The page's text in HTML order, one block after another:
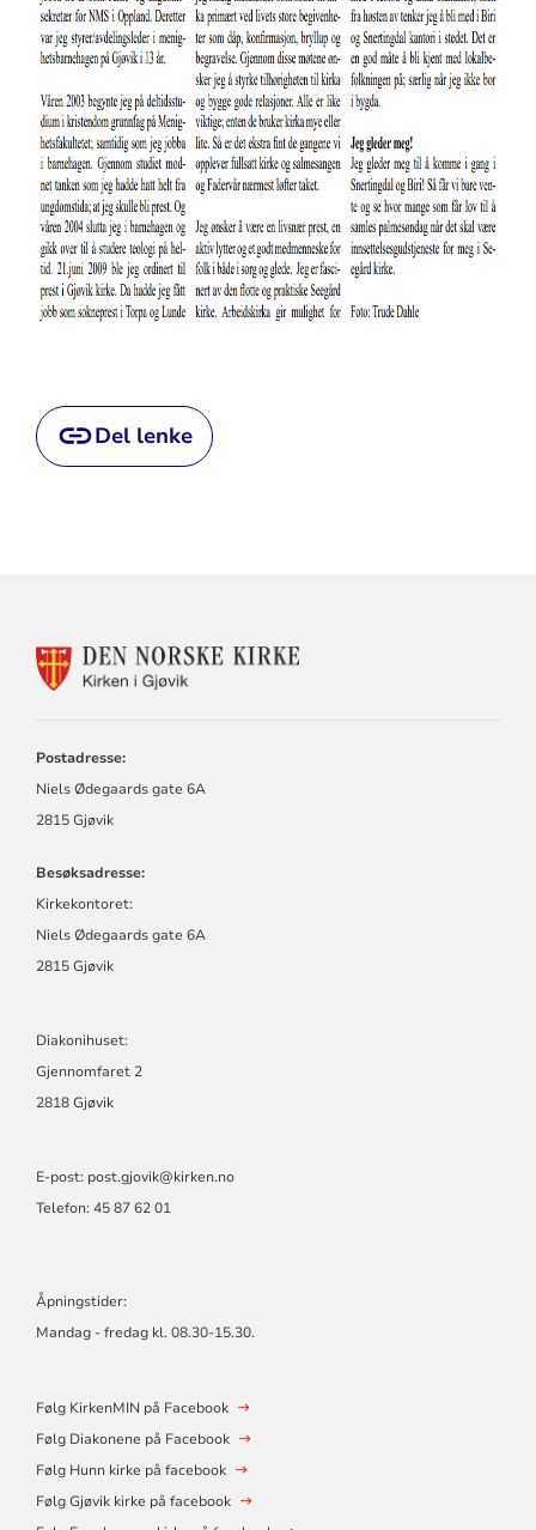
Del lenke
KONTAKTINFORMASJON
Postadresse:
Niels Ødegaards gate 6A
2815 Gjøvik
Besøksadresse:
Kirkekontoret:
Niels Ødegaards gate 6A
2815 Gjøvik
Diakonihuset:
Gjennomfaret 2
2818 Gjøvik
E-post: post.gjovik@kirken.no
Telefon: 45 87 62 01
Åpningstider:
Mandag - fredag kl. 08.30-15.30.
Følg KirkenMIN på Facebook
Følg Diakonene på Facebook
Følg Hunn kirke på facebook
Følg Gjøvik kirke på facebook